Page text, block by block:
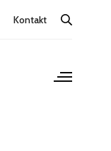
Kontakt